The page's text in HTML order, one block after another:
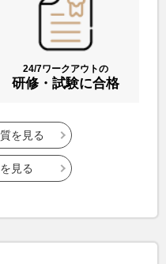
24/7ワークアウトの
研修・試験に合格
を見る
見る